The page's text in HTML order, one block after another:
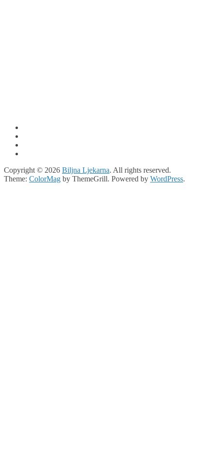
Copyright © 2026 Biljna Ljekarna. All rights reserved.
Theme: ColorMag by ThemeGrill. Powered by WordPress.